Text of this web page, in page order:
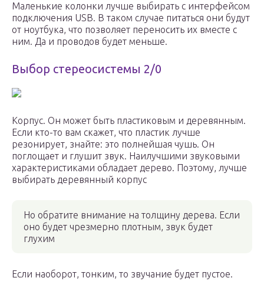
Маленькие колонки лучше выбирать с интерфейсом
подключения USB. В таком случае питаться они будут
от ноутбука, что позволяет переносить их вместе с
ним. Да и проводов будет меньше.
Выбор стереосистемы 2/0
Корпус. Он может быть пластиковым и деревянным.
Если кто-то вам скажет, что пластик лучше
резонирует, знайте: это полнейшая чушь. Он
поглощает и глушит звук. Наилучшими звуковыми
характеристиками обладает дерево. Поэтому, лучше
выбирать деревянный корпус
Но обратите внимание на толщину дерева. Если
оно будет чрезмерно плотным, звук будет
глухим
Если наоборот, тонким, то звучание будет пустое.